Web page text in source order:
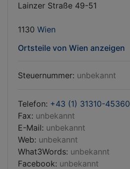
Lainzer Straße 49-51
1130 Wien
Ortsteile von Wien anzeigen
Steuernummer: unbekannt
Telefon: +43 (1) 31310-45360
Fax: unbekannt
E-Mail: unbekannt
Web: unbekannt
What3Words: unbekannt
Facebook: unbekannt